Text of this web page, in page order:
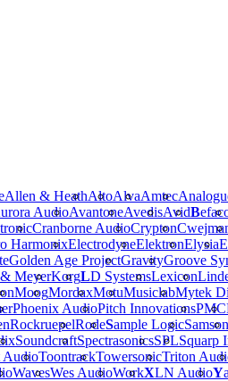
Allen & HeathAltoAlvaAmtec
AudioAvantoneAvedisAvidB
Cranborne AudioCrypton
HarmonixElectrodyneElektronElysia
Golden Age ProjectGravityGroove
MeyerKorgLD SystemsLexicon
MoogMordaxMotuMusiclabMytek
Phoenix AudioPitch InnovationsPMC
RockruepelRodeSample LogicSamson
SoundcraftSpectrasonicsSPLSquarp
AudioToontrackTowersonicTriton
WavesWes AudioWorkXLN AudioY